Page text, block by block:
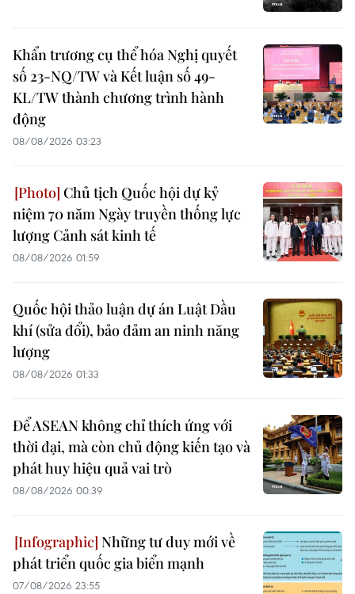
Khẩn trương cụ thể hóa Nghị quyết
số 23-NQ/TW và Kết luận số 49-
KL/TW thành chương trình hành
động
08/08/2026 03:23
Chủ tịch Quốc hội dự kỷ
niệm 70 năm Ngày truyền thống lực
lượng Cảnh sát kinh tế
08/08/2026 01:59
Quốc hội thảo luận dự án Luật Dầu
khí (sửa đổi), bảo đảm an ninh năng
lượng
08/08/2026 01:33
Để ASEAN không chỉ thích ứng với
thời đại, mà còn chủ động kiến tạo và
phát huy hiệu quả vai trò
08/08/2026 00:39
Những tư duy mới về
phát triển quốc gia biển mạnh
07/08/2026 23:55